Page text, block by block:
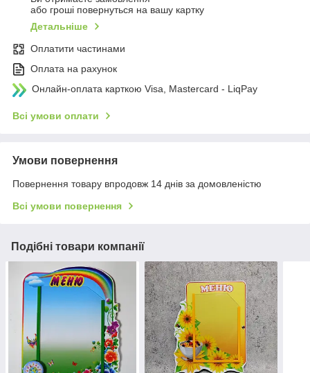
або гроші повернуться на вашу картку
Детальніше
Оплатити частинами
Оплата на рахунок
Онлайн-оплата карткою Visa, Mastercard - LiqPay
Всі умови оплати
Умови повернення
Повернення товару впродовж 14 днів за домовленістю
Всі умови повернення
Подібні товари компанії